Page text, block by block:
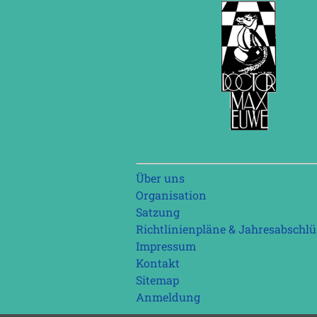
Navigation
überspringen
Über uns
Organisation
Satzung
Richtlinienpläne &
Impressum
Kontakt
Sitemap
Anmeldung